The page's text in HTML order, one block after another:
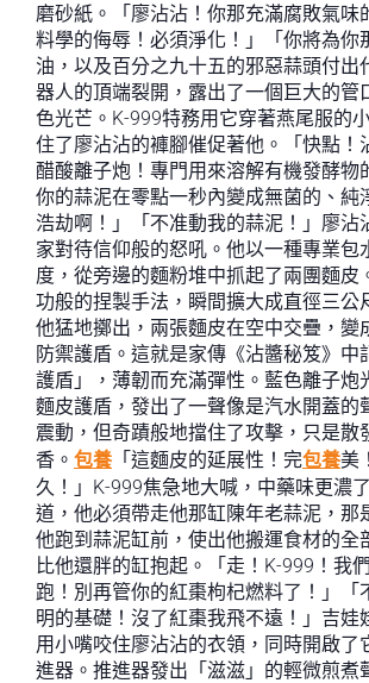
磨砂紙。「廖沾沾！你那充滿腐敗氣味
料學的侮辱！必須淨化！」「你將為你
油，以及百分之九十五的邪惡蒜頭付出
器人的頂端裂開，露出了一個巨大的管
色光芒。K-999特務用它穿著燕尾服的
住了廖沾沾的褲腳催促著他。「快點！
醋酸離子炮！專門用來溶解有機發酵物
你的蒜泥在零點一秒內變成無菌的、純
浩劫啊！」「不准動我的蒜泥！」廖沾
家對待信仰般的怒吼。他以一種專業包
度，從旁邊的麵粉堆中抓起了兩團麵皮
功般的捏製手法，瞬間擴大成直徑三公
他猛地擲出，兩張麵皮在空中交疊，變
防禦護盾。這就是家傳《沾醬秘笈》中
護盾」，薄韌而充滿彈性。藍色離子炮
麵皮護盾，發出了一聲像是汽水開蓋的
震動，但奇蹟般地擋住了攻擊，只是散
香。 包養 「這麵皮的延展性！完包養美
久！」K-999焦急地大喊，中藥味更濃
道，他必須帶走他那缸陳年老蒜泥，那
他跑到蒜泥缸前，使出他搬運食材的全
比他還胖的缸抱起。「走！K-999！我
跑！別再管你的紅棗枸杞燃料了！」「
明的基礎！沒了紅棗我飛不遠！」吉娃
用小嘴咬住廖沾沾的衣領，同時開啟了
進器。推進器發出「滋滋」的輕微煎煮